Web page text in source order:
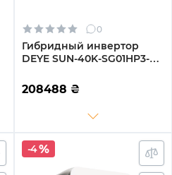
0
Гибридный инвертор
DEYE SUN-40K-SG01HP3-
208488 ₴
-4